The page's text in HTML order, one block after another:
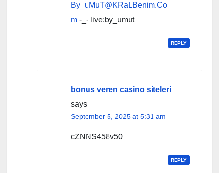
By_uMuT@KRaLBenim.Co
m -_- live:by_umut
REPLY
bonus veren casino siteleri
says:
September 5, 2025 at 5:31 am
cZNNS458v50
REPLY